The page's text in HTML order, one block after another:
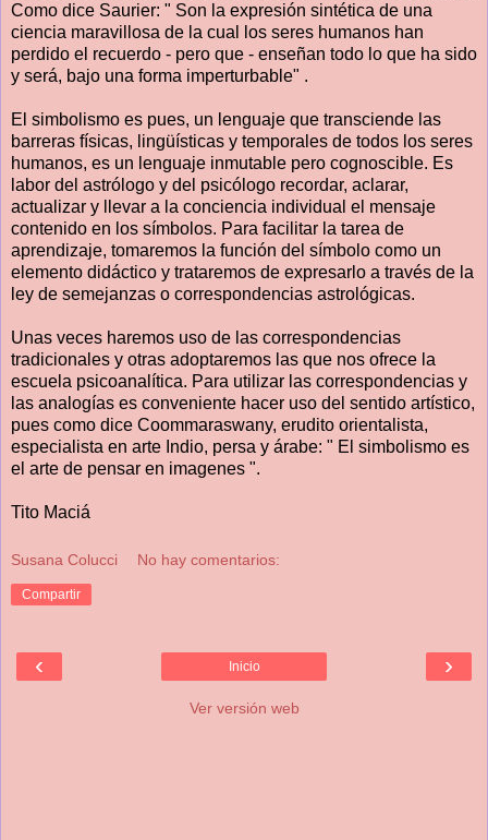
Como dice Saurier: " Son la expresión sintética de una
ciencia maravillosa de la cual los seres humanos han
perdido el recuerdo - pero que - enseñan todo lo que ha sido
y será, bajo una forma imperturbable" .
El simbolismo es pues, un lenguaje que transciende las
barreras físicas, lingüísticas y temporales de todos los seres
humanos, es un lenguaje inmutable pero cognoscible. Es
labor del astrólogo y del psicólogo recordar, aclarar,
actualizar y llevar a la conciencia individual el mensaje
contenido en los símbolos. Para facilitar la tarea de
aprendizaje, tomaremos la función del símbolo como un
elemento didáctico y trataremos de expresarlo a través de la
ley de semejanzas o correspondencias astrológicas.
Unas veces haremos uso de las correspondencias
tradicionales y otras adoptaremos las que nos ofrece la
escuela psicoanalítica. Para utilizar las correspondencias y
las analogías es conveniente hacer uso del sentido artístico,
pues como dice Coommaraswany, erudito orientalista,
especialista en arte Indio, persa y árabe: " El simbolismo es
el arte de pensar en imagenes ".
Tito Maciá
Susana Colucci No hay comentarios:
Compartir
‹ ›
Inicio
Ver versión web